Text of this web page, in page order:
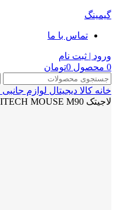
گیمینگ
تماس با ما
ورود | ثبت نام
0 محصول 0تومان
خانه کالا دیجیتال لوازم جانبی
لاجیتک LOGITECH MOUSE M90